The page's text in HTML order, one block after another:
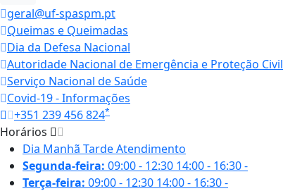
geral@uf-spaspm.pt
Queimas e Queimadas
Dia da Defesa Nacional
Autoridade Nacional de Emergência e Proteção Civil
Serviço Nacional de Saúde
Covid-19 - Informações
+351 239 456 824*
Horários
Dia Manhã TardeAtendimento
Segunda-feira: 09:00 - 12:30 14:00 - 16:30-
Terça-feira: 09:00 - 12:30 14:00 - 16:30-